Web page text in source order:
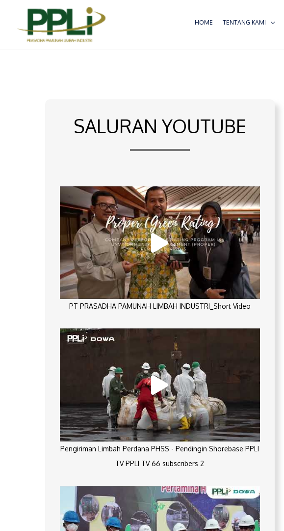
konten
HOME TENTANG KAMI
SALURAN YOUTUBE
PT PRASADHA PAMUNAH LIMBAH INDUSTRI_Short Video
Pengiriman Limbah Perdana PHSS - Pendingin Shorebase PPLI
TV PPLI TV 66 subscribers 2